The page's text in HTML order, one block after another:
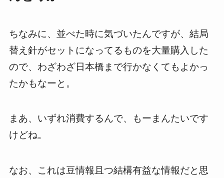
ちなみに、並べた時に気づいたんですが、結局
替え針がセットになってるものを大量購入した
ので、わざわざ日本橋まで行かなくてもよかっ
たかもなーと。
まあ、いずれ消費するんで、もーまんたいです
けどね。
なお、これは豆情報且つ結構有益な情報だと思